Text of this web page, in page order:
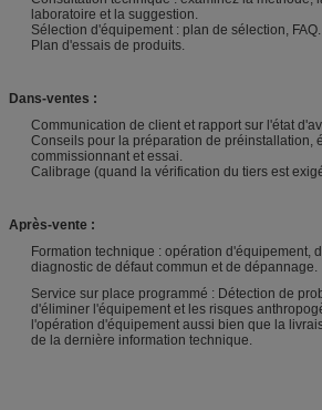
laboratoire et la suggestion.
Sélection d'équipement : plan de sélection, FAQ.
Plan d'essais de produits.
Dans-ventes :
Communication de client et rapport sur l'état
Conseils pour la préparation de préinstallation,
commissionnant et essai.
Calibrage (quand la vérification du tiers est
Après-vente :
Formation technique : opération d'équipement,
diagnostic de défaut commun et de dépannage.
Service sur place programmé : Détection de
d'éliminer l'équipement et les risques
l'opération d'équipement aussi bien que la
de la dernière information technique.